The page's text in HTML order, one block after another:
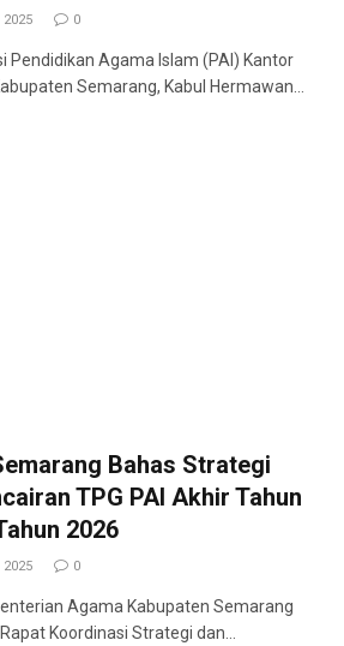
0
Pendidikan Agama Islam (PAI) Kantor
Semarang, Kabul Hermawan…
Bahas Strategi
TPG PAI Akhir Tahun
2026
0
Agama Kabupaten Semarang
Koordinasi Strategi dan…